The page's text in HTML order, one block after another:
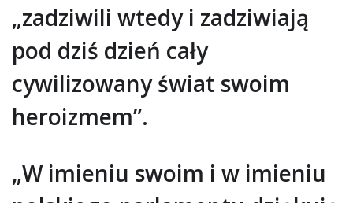
„zadziwili wtedy i zadziwiają
pod dziś dzień cały
cywilizowany świat swoim
heroizmem”.
„W imieniu swoim i w imieniu